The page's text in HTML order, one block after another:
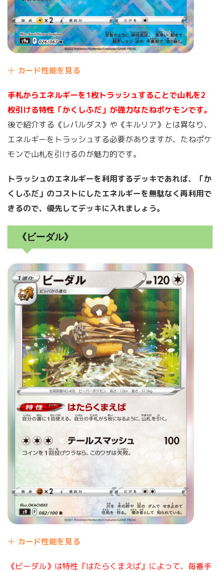
カード性能を見る
手札からエネルギーを1枚トラッシュすることで山札を2
枚引ける特性「かくしふだ」が強力なたねポケモンです。
後で紹介する《レパルダス》や《キルリア》とは異なり、
エネルギーをトラッシュする必要がありますが、たねポケ
モンで山札を引けるのが魅力的です。
トラッシュのエネルギーを利用するデッキであれば、「か
くしふだ」のコストにしたエネルギーを無駄なく再利用で
きるので、優先してデッキに入れましょう。
《ビーダル》
カード性能を見る
《ビーダル》は特性『はたらくまえば』によって、毎番手